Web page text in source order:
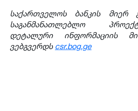
საქართველოს ბანკის მიერ
საგანმანათლებლო
დეტალური ინფორმაციის
ვებგვერდს csr.bog.ge